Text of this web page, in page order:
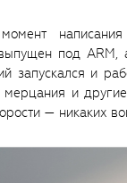
под
запускался и
и
— никаких